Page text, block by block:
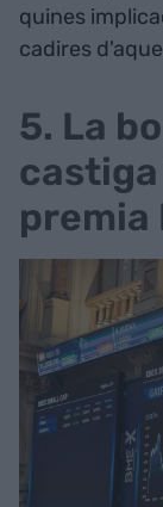
quines
cadires
5. La
premia